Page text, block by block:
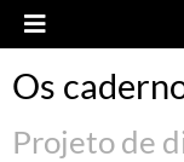
Os
Projeto de